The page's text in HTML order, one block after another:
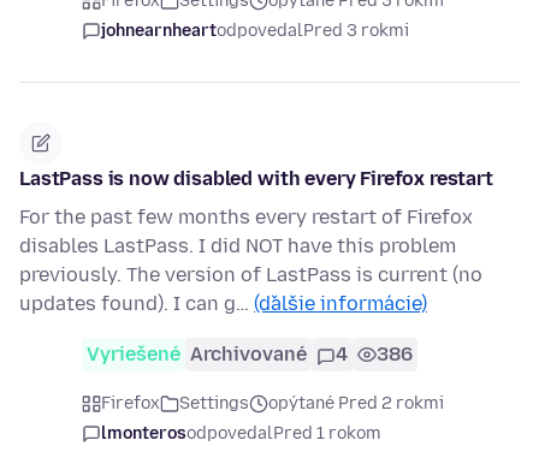
johnearnheartodpovedalPred 3 rokmi
LastPass is now disabled with every Firefox restart
For the past few months every restart of Firefox
disables LastPass. I did NOT have this problem
previously. The version of LastPass is current (no
updates found). I can g… (ďalšie informácie)
Vyriešené Archivované 4 386
Firefox Settings
opýtané Pred 2 rokmi
lmonterosodpovedalPred 1 rokom